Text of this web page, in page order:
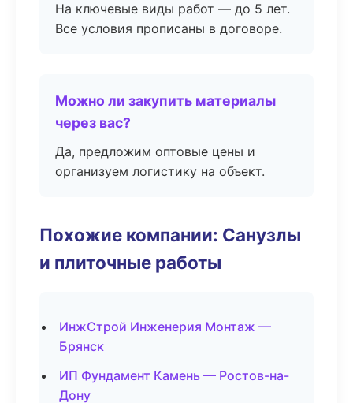
На ключевые виды работ — до 5 лет.
Все условия прописаны в договоре.
Можно ли закупить материалы
через вас?
Да, предложим оптовые цены и
организуем логистику на объект.
Похожие компании: Санузлы
и плиточные работы
ИнжСтрой Инженерия Монтаж —
Брянск
ИП Фундамент Камень — Ростов-на-
Дону